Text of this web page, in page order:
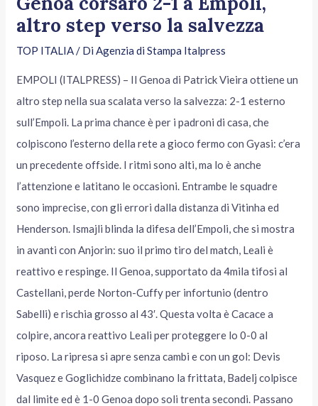
altro step verso la salvezza
TOP ITALIA/ DiAgenzia di Stampa Italpress
EMPOLI (ITALPRESS) – Il Genoa di Patrick Vieira ottiene un
altro step nella sua scalata verso la salvezza: 2-1 esterno
sull’Empoli. La prima chance è per i padroni di casa, che
colpiscono l’esterno della rete a gioco fermo con Gyasi: c’era
un precedente offside. I ritmi sono alti, ma lo è anche
l’attenzione e latitano le occasioni. Entrambe le squadre
sono imprecise, con gli errori dalla distanza di Vitinha ed
Henderson. Ismajli blinda la difesa dell’Empoli, che si mostra
in avanti con Anjorin: suo il primo tiro del match, Leali è
reattivo e respinge. Il Genoa, supportato da 4mila tifosi al
Castellani, perde Norton-Cuffy per infortunio (dentro
Sabelli) e rischia grosso al 43′. Questa volta è Cacace a
colpire, ancora reattivo Leali per proteggere lo 0-0 al
riposo. La ripresa si apre senza cambi e con un gol: Devis
Vasquez e Goglichidze combinano la frittata, Badelj colpisce
dal limite ed è 1-0 Genoa dopo soli trenta secondi. Passano